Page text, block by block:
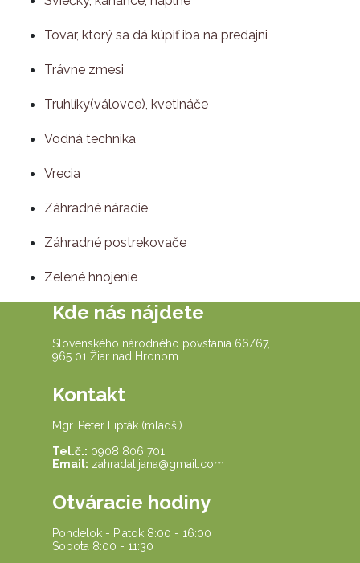
Tovar, ktorý sa dá kúpiť iba na predajni
Trávne zmesi
Truhlíky(válovce), kvetináče
Vodná technika
Vrecia
Záhradné náradie
Záhradné postrekovače
Zelené hnojenie
Kde nás nájdete
Slovenského národného povstania 66/67,
965 01 Žiar nad Hronom
Kontakt
Mgr. Peter Lipták (mladší)
Tel.č.: 0908 806 701
Email: zahradalijana@gmail.com
Otváracie hodiny
Pondelok - Piatok 8:00 - 16:00
Sobota 8:00 - 11:30